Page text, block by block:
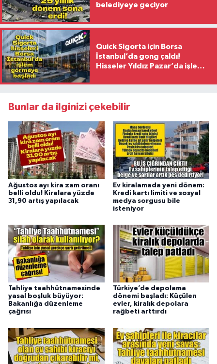
belediyeye geçiyor
Quick Sigorta için Borsa
İstanbul’da gong çaldı!
Hisseler Yıldız Pazar’da işlem
Bunlar da ilginizi çekebilir
Ağustos ayı kira zam oranı
belli oldu! Kiralara yüzde
31,90 artış yapılacak
Ev kiralamada yeni dönem:
Kredi kartı limiti ve sosyal
medya sorgusu bile
isteniyor
Tahliye taahhütnamesinde
yasal boşluk büyüyor:
Bakanlığa düzenleme
çağrısı
Türkiye’de depolama
dönemi başladı: Küçülen
evler, kiralık depolara
rağbeti arttırdı